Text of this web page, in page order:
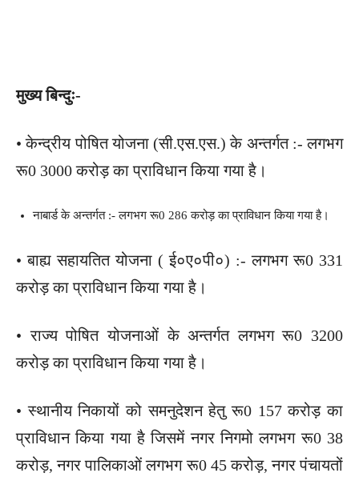
मुख्य बिन्दुः-
• केन्द्रीय पोषित योजना (सी.एस.एस.) के अन्तर्गत :- लगभग
रू0 3000 करोड़ का प्राविधान किया गया है।
नाबार्ड के अन्तर्गत :- लगभग रू0 286 करोड़ का प्राविधान किया गया है।
• बाह्य सहायतित योजना ( ई०ए०पी०) :- लगभग रू0 331
करोड़ का प्राविधान किया गया है।
• राज्य पोषित योजनाओं के अन्तर्गत लगभग रू0 3200
करोड़ का प्राविधान किया गया है।
• स्थानीय निकायों को समनुदेशन हेतु रू0 157 करोड़ का
प्राविधान किया गया है जिसमें नगर निगमो लगभग रू0 38
करोड़, नगर पालिकाओं लगभग रू0 45 करोड़, नगर पंचायतों